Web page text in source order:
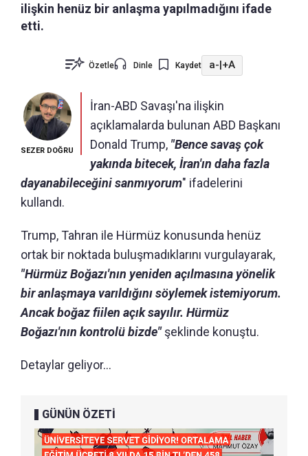
ilişkin henüz bir anlaşma yapılmadığını ifade
etti.
Özetle Dinle Kaydet a- +A
SEZER DOĞRU
İran-ABD Savaşı'na ilişkin
açıklamalarda bulunan ABD Başkanı
Donald Trump, "Bence savaş çok
yakında bitecek, İran'ın daha fazla
dayanabileceğini sanmıyorum" ifadelerini
kullandı.
Trump, Tahran ile Hürmüz konusunda henüz
ortak bir noktada buluşmadıklarını vurgulayarak,
"Hürmüz Boğazı'nın yeniden açılmasına yönelik
bir anlaşmaya varıldığını söylemek istemiyorum.
Ancak boğaz fiilen açık sayılır. Hürmüz
Boğazı'nın kontrolü bizde"şeklinde konuştu.
Detaylar geliyor...
GÜNÜN ÖZETİ